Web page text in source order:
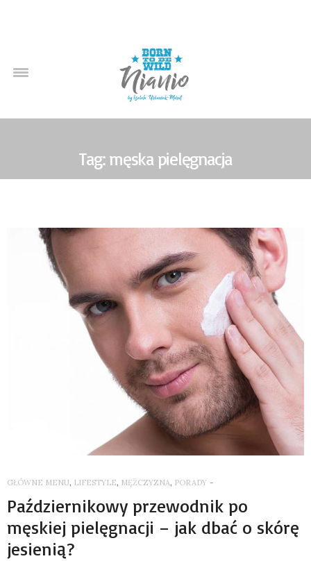
Tag: męska pielęgnacja
GŁÓWNE MENU, LIFESTYLE, MĘŻCZYZNA, PORADY -
Październikowy przewodnik po
męskiej pielęgnacji – jak dbać o skórę
jesienią?